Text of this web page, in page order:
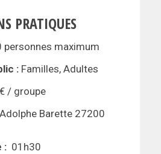
PRATIQUES
personnes maximum
: Familles, Adultes
/ groupe
Barette 27200
: 01h30